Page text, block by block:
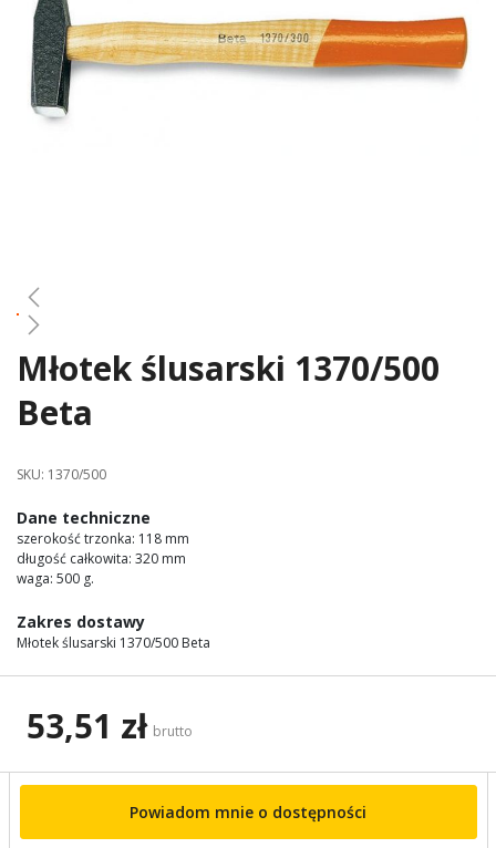
gallery
Skip
the
of
images
gallery
Młotek ślusarski 1370/500
Beta
SKU: 1370/500
Dane techniczne
szerokość trzonka: 118 mm
długość całkowita: 320 mm
waga: 500 g.
Zakres dostawy
Młotek ślusarski 1370/500 Beta
53,51 zł brutto
Powiadom mnie o dostępności